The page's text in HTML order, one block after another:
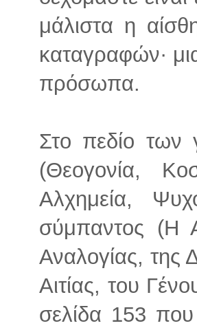
μάλιστα η
καταγραφών·
πρόσωπα.
Στο πεδίο των
(Θεογονία,
Αλχημεία,
σύμπαντος (Η
Αναλογίας, της
Αιτίας, του
σελίδα 153